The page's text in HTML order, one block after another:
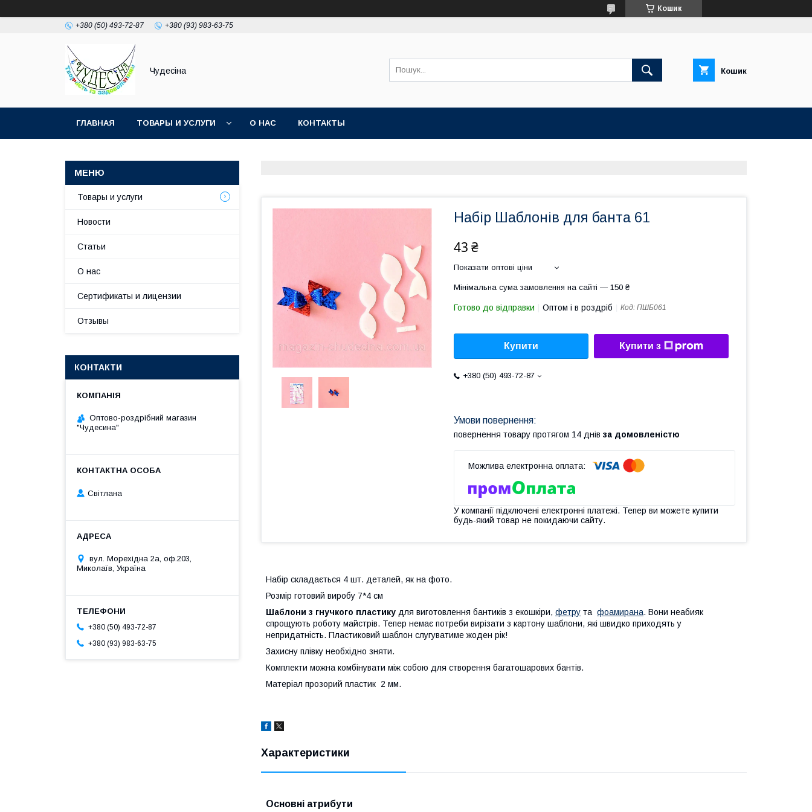
Кошик
+380 (50) 493-72-87 +380 (93) 983-63-75
Чудесіна Кошик
ГЛАВНАЯ ТОВАРЫ И УСЛУГИ О НАС КОНТАКТЫ
Набір Шаблонів для банта 61
43 ₴
Показати оптові ціни
Мінімальна сума замовлення на сайті — 150 ₴
Готово до відправки Оптом і в роздріб Код: ПШБ061
Купити Купити з
+380 (50) 493-72-87
повернення товару протягом 14 днів за домовленістю
У компанії підключені електронні платежі. Тепер ви можете купити
будь-який товар не покидаючи сайту.
Набір складається 4 шт. деталей, як на фото.
Розмір готовий виробу 7*4 см
Шаблони з гнучкого пластику для виготовлення бантиків з екошкіри, фетру та фоамирана. Вони неабияк
спрощують роботу майстрів. Тепер немає потреби вирізати з картону шаблони, які швидко приходять у
непридатність. Пластиковий шаблон слугуватиме жоден рік!
Захисну плівку необхідно зняти.
Комплекти можна комбінувати між собою для створення багатошарових бантів.
Матеріал прозорий пластик 2 мм.
Характеристики
Основні атрибути
Товары и услуги
Новости
Статьи
О нас
Сертификаты и лицензии
Отзывы
КОНТАКТИ
Оптово-роздрібний магазин
"Чудесина"
Світлана
вул. Морехідна 2а, оф.203,
Миколаїв, Україна
+380 (50) 493-72-87
+380 (93) 983-63-75